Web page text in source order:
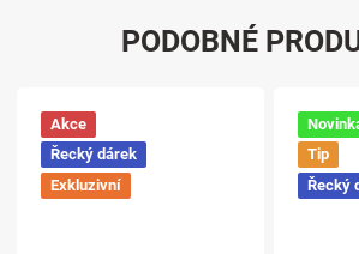
PODOBNÉ
Akce
Řecký dárek
Exkluzivní
Tip
Řecký